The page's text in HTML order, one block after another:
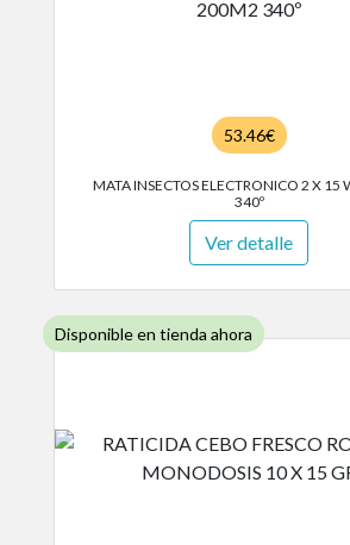
53.46€
MATA INSECTOS ELECTRONICO 2 X 15
340º
Ver detalle
Disponible en tienda ahora